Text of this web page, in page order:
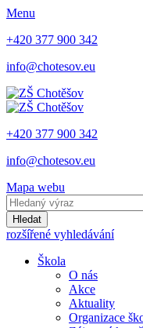
Menu
+420 377 900 342
info@chotesov.eu
+420 377 900 342
info@chotesov.eu
Mapa webu
Hledat
rozšířené vyhledávání
Škola
O nás
Akce
Aktuality
Organizace